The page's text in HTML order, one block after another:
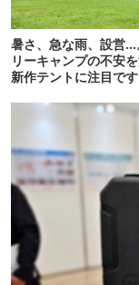
暑さ、急な雨、設営…
リーキャンプの不安を
新作テントに注目です